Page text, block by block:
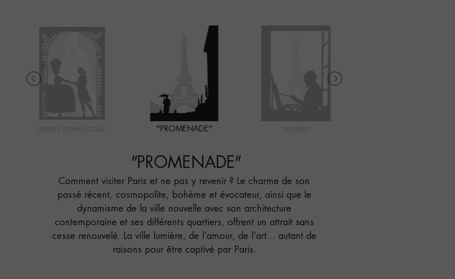
"PROMENADE"
"PROMENADE"
Comment visiter Paris et ne pas y revenir ? Le charme de son
passé récent, cosmopolite, bohème et évocateur, ainsi que le
dynamisme de la ville nouvelle avec son architecture
contemporaine et ses différents quartiers, offrent un attrait sans
cesse renouvelé. La ville lumière, de l’amour, de l’art… autant de
raisons pour être captivé par Paris.